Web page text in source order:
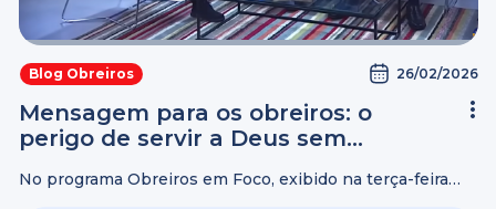
Blog Obreiros 26/02/2026
Mensagem para os obreiros: o
perigo de servir a Deus sem
No programa Obreiros em Foco, exibido na terça-feira